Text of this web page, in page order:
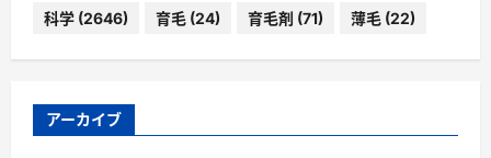
科学 (2646) 育毛 (24) 育毛剤 (71) 薄毛 (22)
アーカイブ